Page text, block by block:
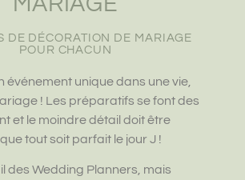
DE DÉCORATION DE MARIAGE
POUR CHACUN
événement unique dans une vie,
! Les préparatifs se font des
et le moindre détail doit être
tout soit parfait le jour J !
des Wedding Planners, mais